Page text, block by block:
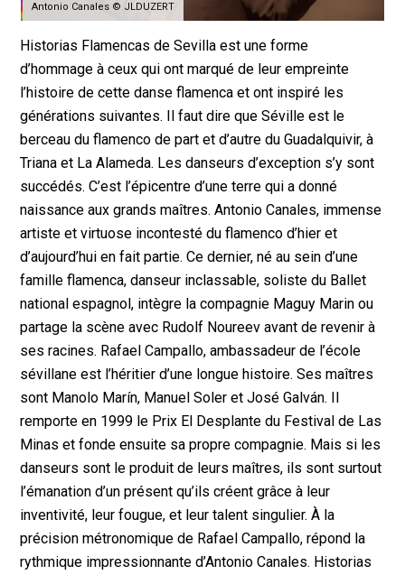
Antonio Canales © JLDUZERT
Historias Flamencas de Sevilla est une forme
d’hommage à ceux qui ont marqué de leur empreinte
l’histoire de cette danse flamenca et ont inspiré les
générations suivantes. Il faut dire que Séville est le
berceau du flamenco de part et d’autre du Guadalquivir, à
Triana et La Alameda. Les danseurs d’exception s’y sont
succédés. C’est l’épicentre d’une terre qui a donné
naissance aux grands maîtres. Antonio Canales, immense
artiste et virtuose incontesté du flamenco d’hier et
d’aujourd’hui en fait partie. Ce dernier, né au sein d’une
famille flamenca, danseur inclassable, soliste du Ballet
national espagnol, intègre la compagnie Maguy Marin ou
partage la scène avec Rudolf Noureev avant de revenir à
ses racines. Rafael Campallo, ambassadeur de l’école
sévillane est l’héritier d’une longue histoire. Ses maîtres
sont Manolo Marín, Manuel Soler et José Galván. Il
remporte en 1999 le Prix El Desplante du Festival de Las
Minas et fonde ensuite sa propre compagnie. Mais si les
danseurs sont le produit de leurs maîtres, ils sont surtout
l’émanation d’un présent qu’ils créent grâce à leur
inventivité, leur fougue, et leur talent singulier. À la
précision métronomique de Rafael Campallo, répond la
rythmique impressionnante d’Antonio Canales. Historias